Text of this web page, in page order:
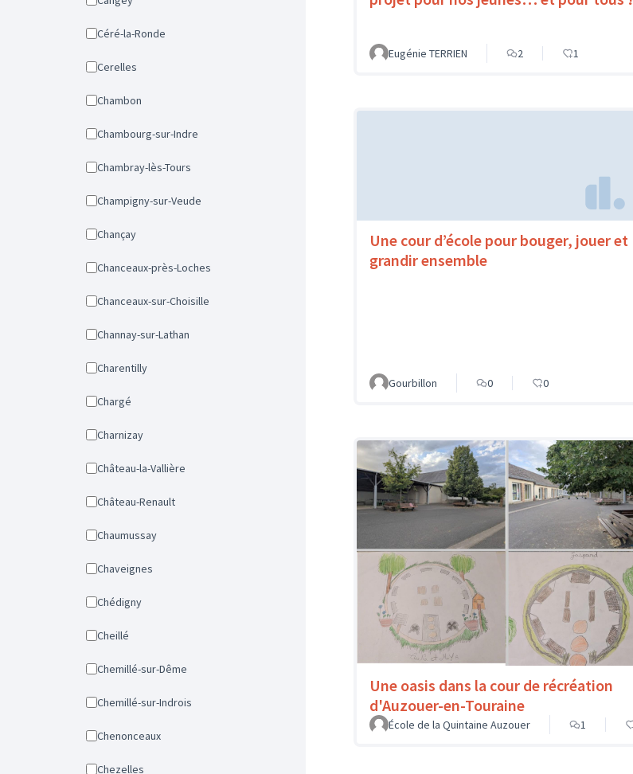
Céré-la-Ronde
Cerelles
Chambon
Chambourg-sur-Indre
Chambray-lès-Tours
Champigny-sur-Veude
Chançay
Chanceaux-près-Loches
Chanceaux-sur-Choisille
Channay-sur-Lathan
Charentilly
Chargé
Charnizay
Château-la-Vallière
Château-Renault
Chaumussay
Chaveignes
Chédigny
Cheillé
Chemillé-sur-Dême
Chemillé-sur-Indrois
Chenonceaux
Chezelles
Eugénie TERRIEN 2 1
Une cour d’école pour bouger, jouer et
grandir ensemble
Gourbillon 0 0
Une oasis dans la cour de récréation
d'Auzouer-en-Touraine
École de la Quintaine Auzouer 1